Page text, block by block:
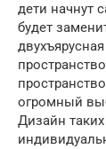
дети начнут
будет
огромный
Дизайн